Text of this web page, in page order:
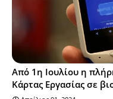
Από 1η Ιουλίου η
Κάρτας Εργασίας σε